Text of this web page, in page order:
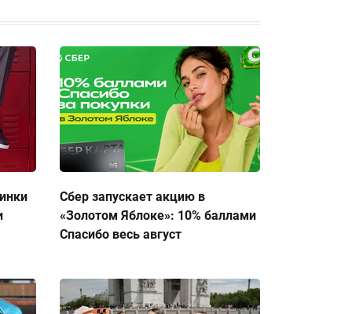
Сбер запускает акцию в
«Золотом Яблоке»: 10% баллами
Спасибо весь август